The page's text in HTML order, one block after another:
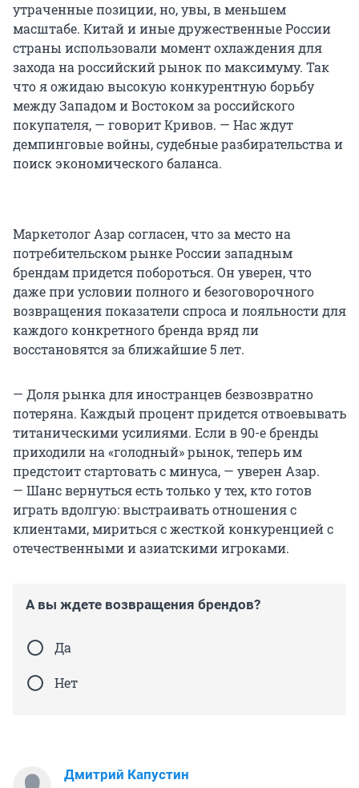
утраченные позиции, но, увы, в меньшем
масштабе. Китай и иные дружественные России
страны использовали момент охлаждения для
захода на российский рынок по максимуму. Так
что я ожидаю высокую конкурентную борьбу
между Западом и Востоком за российского
покупателя, — говорит Кривов. — Нас ждут
демпинговые войны, судебные разбирательства и
поиск экономического баланса.
Маркетолог Азар согласен, что за место на
потребительском рынке России западным
брендам придется побороться. Он уверен, что
даже при условии полного и безоговорочного
возвращения показатели спроса и лояльности для
каждого конкретного бренда вряд ли
восстановятся за ближайшие5 лет.
— Доля рынка для иностранцев безвозвратно
потеряна. Каждый процент придется отвоевывать
титаническими усилиями. Если в 90-е бренды
приходили на «голодный» рынок, теперь им
предстоит стартовать с минуса, — уверен Азар.
— Шанс вернуться есть только у тех, кто готов
играть вдолгую: выстраивать отношения с
клиентами, мириться с жесткой конкуренцией с
отечественными и азиатскими игроками.
А вы ждете возвращения брендов?
Да
Нет
Дмитрий Капустин